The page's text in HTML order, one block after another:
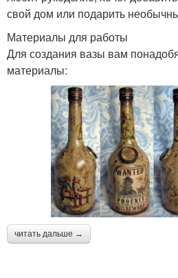
свой дом или подарить
Материалы для работы
Для создания вазы вам
материалы:
читать дальше →